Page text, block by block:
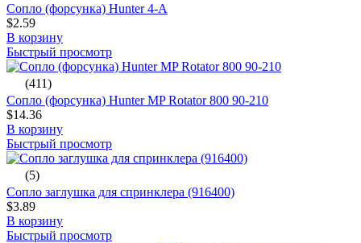
Сопло (форсунка) Hunter 4-А
$2.59
В корзину
Быстрый просмотр
(411)
Сопло (форсунка) Hunter MP Rotator 800 90-210
$14.36
В корзину
Быстрый просмотр
(5)
Сопло заглушка для спринклера (916400)
$3.89
В корзину
Быстрый просмотр